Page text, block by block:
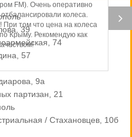
FM). Очень оперативно
колеса.
При том что цена на колеса
Крыму. Рекомендую как
центров компании
39
74
57
9а
партизан, 21
/ Стахановцев, 10б